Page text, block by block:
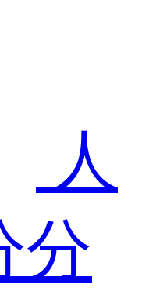
人
分